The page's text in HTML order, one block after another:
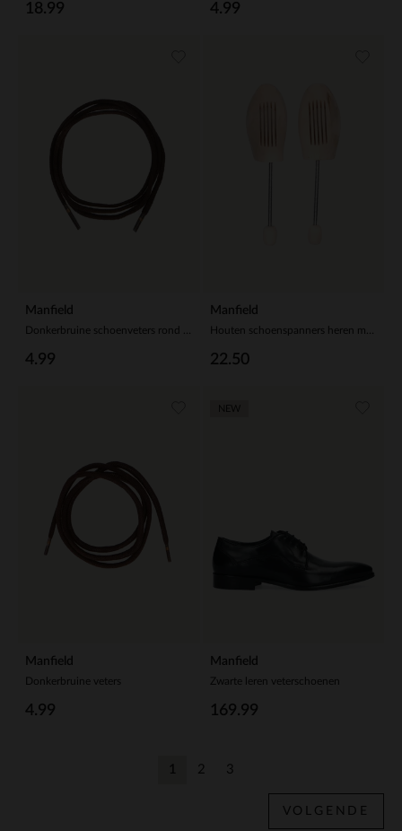
18.99 4.99
Manfield
4.99
Manfield
22.50
Manfield
Donkerbruine veters
4.99
Manfield
Zwarte leren veterschoenen
169.99
1 2 3
VOLGENDE